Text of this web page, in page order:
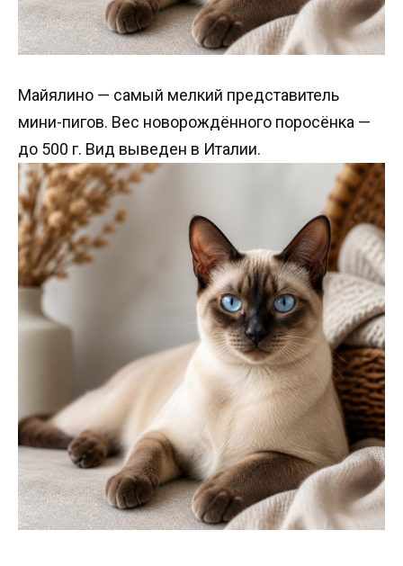
Майялино — самый мелкий представитель
мини-пигов. Вес новорождённого поросёнка —
до 500 г. Вид выведен в Италии.